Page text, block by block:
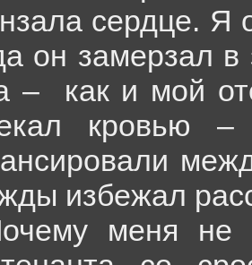
сердце. Я
он замерзал
–
как и мой
кровью
избежал
меня не